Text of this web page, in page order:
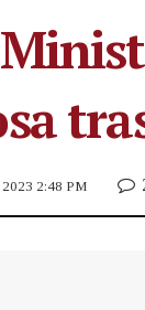
2023 2:48 PM